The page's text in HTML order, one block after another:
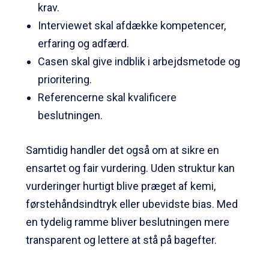
krav.
Interviewet skal afdække kompetencer,
erfaring og adfærd.
Casen skal give indblik i arbejdsmetode og
prioritering.
Referencerne skal kvalificere
beslutningen.
Samtidig handler det også om at sikre en
ensartet og fair vurdering. Uden struktur kan
vurderinger hurtigt blive præget af kemi,
førstehåndsindtryk eller ubevidste bias. Med
en tydelig ramme bliver beslutningen mere
transparent og lettere at stå på bagefter.